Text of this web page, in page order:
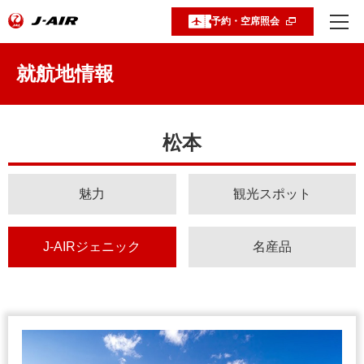
予約・空席照会
就航地情報
松本
魅力 観光スポット
J-AIRジェニック 名産品